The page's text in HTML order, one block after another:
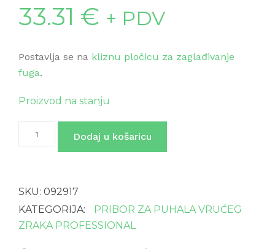
33.31 € + PDV
Postavlja se na kliznu pločicu za zaglađivanje
fuga.
Proizvod na stanju
Dodaj u košaricu
SKU: 092917
KATEGORIJA:
PRIBOR ZA PUHALA VRUĆEG
ZRAKA PROFESSIONAL